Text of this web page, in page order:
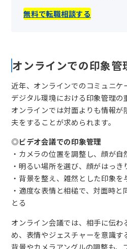
無料で転職相談する
オンラインでの印象管
近年、オンラインでのコミュニケ
デジタル環境における印象管理の
オンラインでは対面よりも情報
夫をすることが求められます。
◎ビデオ会議での印象管理
・カメラの位置を調整し、顔が
・明るい場所を選び、顔がはっ
・背景を整え、雑然とした印象を
・適度な表情と相槌で、対面時
とる
オンライン会議では、相手に伝わ
め、表情やジェスチャーを意識す
背景やカメラアングルの調整も、